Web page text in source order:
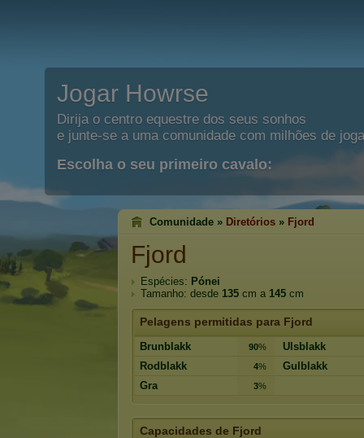
Jogar Howrse
Dirija o centro equestre dos seus sonhos
e junte-se a uma comunidade com milhões de
Escolha o seu primeiro cavalo:
Comunidade » Diretórios » Fjord
Fjord
Espécies: Pónei
Tamanho: desde 135 cm a 145 cm
Pelagens permitidas para Fjord
Brunblakk 90%
Ulsblakk
Rodblakk
4%
Gulblakk
Gra
3%
Capacidades de Fjord